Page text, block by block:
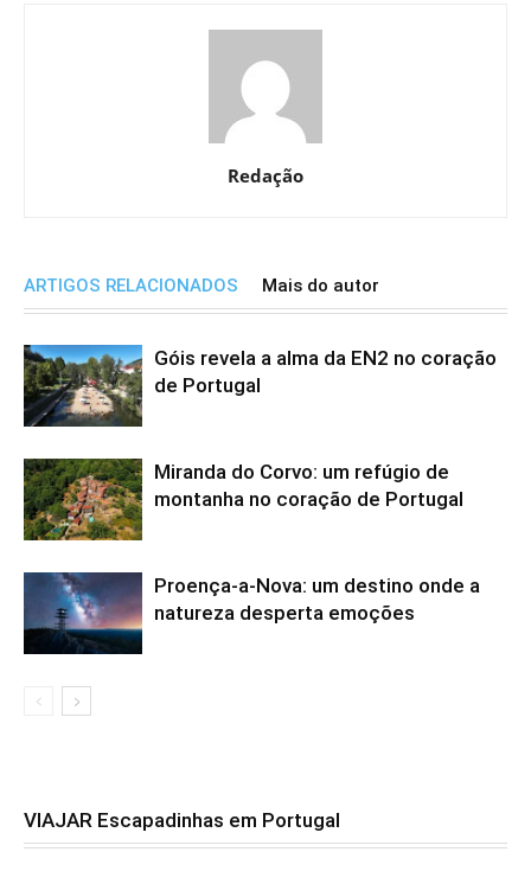
Redação
ARTIGOS RELACIONADOS Mais do autor
Góis revela a alma da EN2 no coração
de Portugal
Miranda do Corvo: um refúgio de
montanha no coração de Portugal
Proença-a-Nova: um destino onde a
natureza desperta emoções
VIAJAR Escapadinhas em Portugal